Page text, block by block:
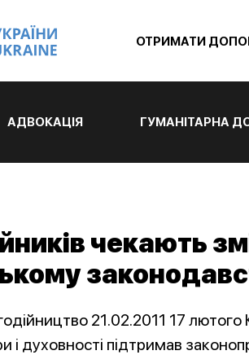
ОТРИМАТИ
АДВОКАЦІЯ ГУМАНІТАРНА
чекають
21.02.2011 17 лютого
і духовності підтримав